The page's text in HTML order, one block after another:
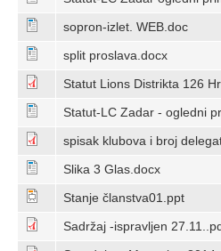
sopron-izlet. WEB.doc
split proslava.docx
Statut Lions Distrikta 126
Statut-LC Zadar - ogledni
spisak klubova i broj
Slika 3 Glas.docx
Stanje članstva01.ppt
Sadržaj -ispravljen